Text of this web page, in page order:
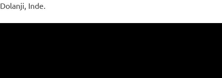
Dolanji, Inde.